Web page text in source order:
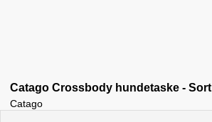
Catago Crossbody hundetaske - Sort
Catago